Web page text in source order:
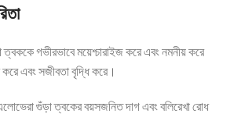
গভীরভাবে ময়েশ্চারাইজ করে এবং নমনীয় করে
এবং সজীবতা বৃদ্ধি করে।
গুঁড়া ত্বকের বয়সজনিত দাগ এবং বলিরেখা রোধ